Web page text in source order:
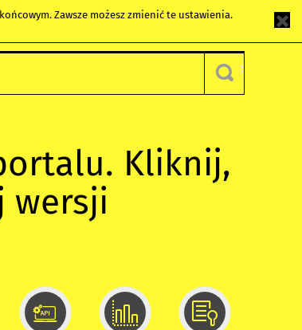
Zawsze możesz zmienić te ustawienia.
Kliknij,
wersji